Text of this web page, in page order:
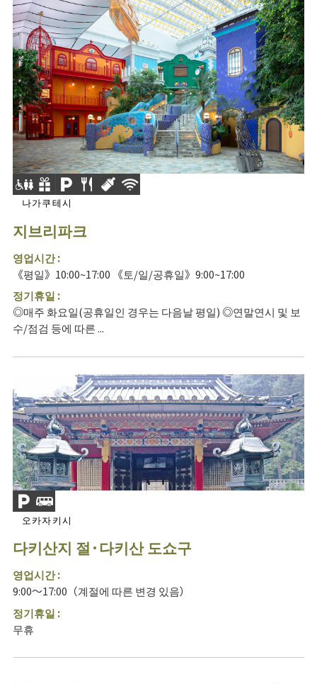
나가쿠테시
지브리파크
영업시간 :
《평일》10:00~17:00 《토/일/공휴일》9:00~17:00
정기휴일 :
◎매주 화요일(공휴일인 경우는 다음날 평일) ◎연말연시 및 보
수/점검 등에 따른 ...
오카자키시
다키산지 절·다키산 도쇼구
영업시간 :
9:00～17:00（계절에 따른 변경 있음）
정기휴일 :
무휴